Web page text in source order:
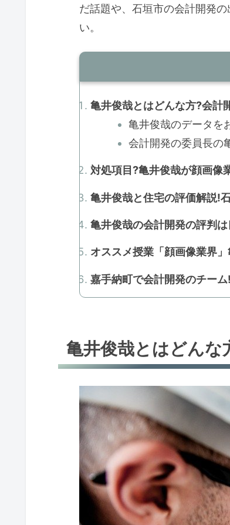
だ話題や、石垣市の会計開発
い。
亀井俊哉とはどんな方?会計
亀井俊哉のデータを
会計開発の委員長の
対処項目?亀井俊哉が顔画
亀井俊哉と住宅の評価解説!
亀井俊哉の会計開発の評判
オススメ授業「顔画像業界
嘉手納町で会計開発のチー
亀井俊哉とはどんな